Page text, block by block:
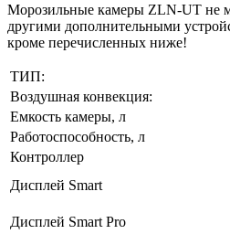
Морозильные камеры ZLN-UT не
другими дополнительными
кроме перечисленных ниже!
ТИП:
Воздушная конвекция:
Емкость камеры, л
Работоспособность, л
Контроллер
Дисплей Smart
Дисплей Smart Pro